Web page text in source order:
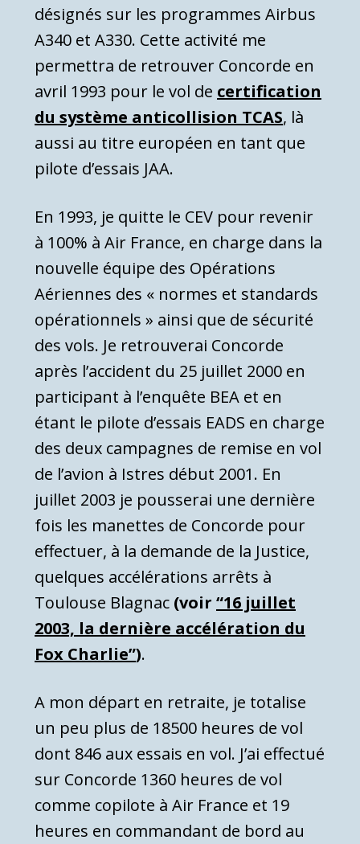
désignés sur les programmes Airbus
A340 et A330. Cette activité me
permettra de retrouver Concorde en
avril 1993 pour le vol de certification
du système anticollision TCAS, là
aussi au titre européen en tant que
pilote d’essais JAA.
En 1993, je quitte le CEV pour revenir
à 100% à Air France, en charge dans la
nouvelle équipe des Opérations
Aériennes des « normes et standards
opérationnels » ainsi que de sécurité
des vols. Je retrouverai Concorde
après l’accident du 25 juillet 2000 en
participant à l’enquête BEA et en
étant le pilote d’essais EADS en charge
des deux campagnes de remise en vol
de l’avion à Istres début 2001. En
juillet 2003 je pousserai une dernière
fois les manettes de Concorde pour
effectuer, à la demande de la Justice,
quelques accélérations arrêts à
Toulouse Blagnac (voir “16 juillet
2003, la dernière accélération du
Fox Charlie”).
A mon départ en retraite, je totalise
un peu plus de 18500 heures de vol
dont 846 aux essais en vol. J’ai effectué
sur Concorde 1360 heures de vol
comme copilote à Air France et 19
heures en commandant de bord au